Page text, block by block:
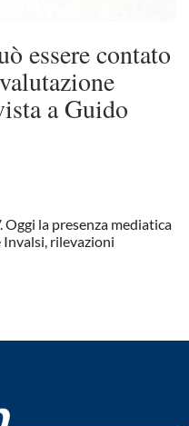
essere contato
a Guido
Oggi la presenza mediatica
rilevazioni